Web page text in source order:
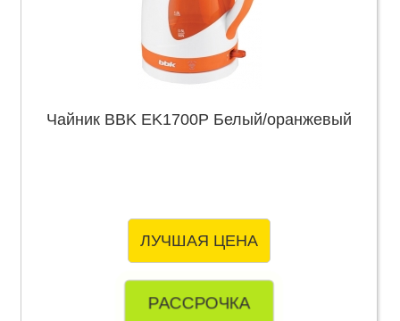
Чайник BBK EK1700P Белый/оранжевый
ЛУЧШАЯ ЦЕНА
РАССРОЧКА